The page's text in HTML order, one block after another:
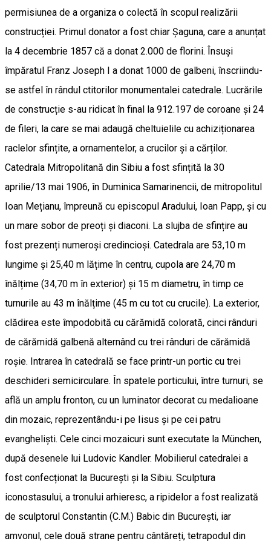
permisiunea de a organiza o colectă în scopul realizării
construcției. Primul donator a fost chiar Șaguna, care a anunțat
la 4 decembrie 1857 că a donat 2.000 de florini. Însuși
împăratul Franz Joseph I a donat 1000 de galbeni, înscriindu-
se astfel în rândul ctitorilor monumentalei catedrale. Lucrările
de construcție s-au ridicat în final la 912.197 de coroane și 24
de fileri, la care se mai adaugă cheltuielile cu achiziționarea
raclelor sfințite, a ornamentelor, a crucilor și a cărților.
Catedrala Mitropolitană din Sibiu a fost sfințită la 30
aprilie/13 mai 1906, în Duminica Samarinencii, de mitropolitul
Ioan Mețianu, împreună cu episcopul Aradului, Ioan Papp, și cu
un mare sobor de preoți și diaconi. La slujba de sfințire au
fost prezenți numeroși credincioși. Catedrala are 53,10 m
lungime și 25,40 m lățime în centru, cupola are 24,70 m
înălțime (34,70 m în exterior) și 15 m diametru, în timp ce
turnurile au 43 m înălțime (45 m cu tot cu crucile). La exterior,
clădirea este împodobită cu cărămidă colorată, cinci rânduri
de cărămidă galbenă alternând cu trei rânduri de cărămidă
roșie. Intrarea în catedrală se face printr-un portic cu trei
deschideri semicirculare. În spatele porticului, între turnuri, se
află un amplu fronton, cu un luminator decorat cu medalioane
din mozaic, reprezentându-i pe Iisus și pe cei patru
evangheliști. Cele cinci mozaicuri sunt executate la München,
după desenele lui Ludovic Kandler. Mobilierul catedralei a
fost confecționat la București și la Sibiu. Sculptura
iconostasului, a tronului arhieresc, a ripidelor a fost realizată
de sculptorul Constantin (C.M.) Babic din București, iar
amvonul, cele două strane pentru cântăreți, tetrapodul din